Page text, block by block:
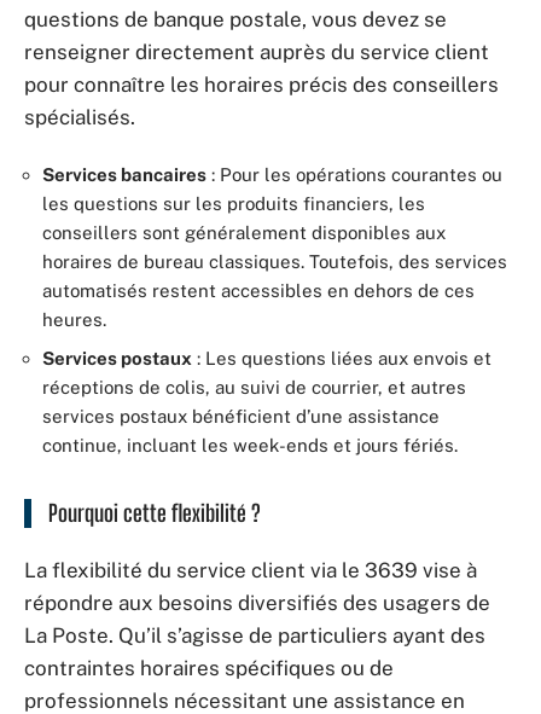
questions de banque postale, vous devez se
renseigner directement auprès du service client
pour connaître les horaires précis des conseillers
spécialisés.
Services bancaires : Pour les opérations courantes ou
les questions sur les produits financiers, les
conseillers sont généralement disponibles aux
horaires de bureau classiques. Toutefois, des services
automatisés restent accessibles en dehors de ces
heures.
Services postaux : Les questions liées aux envois et
réceptions de colis, au suivi de courrier, et autres
services postaux bénéficient d’une assistance
continue, incluant les week-ends et jours fériés.
Pourquoi cette flexibilité ?
La flexibilité du service client via le 3639 vise à
répondre aux besoins diversifiés des usagers de
La Poste. Qu’il s’agisse de particuliers ayant des
contraintes horaires spécifiques ou de
professionnels nécessitant une assistance en